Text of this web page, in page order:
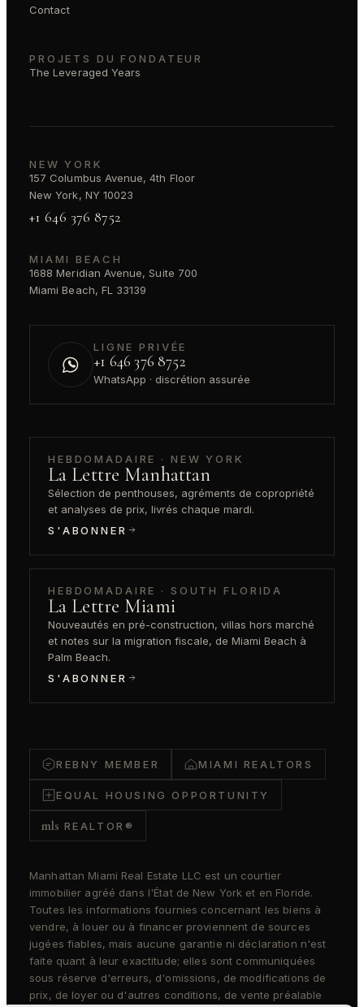
Contact
PROJETS DU FONDATEUR
The Leveraged Years
NEW YORK
157 Columbus Avenue, 4th Floor
New York, NY 10023
+1 646 376 8752
MIAMI BEACH
1688 Meridian Avenue, Suite 700
Miami Beach, FL 33139
LIGNE PRIVÉE
+1 646 376 8752
WhatsApp · discrétion assurée
HEBDOMADAIRE · NEW YORK
La Lettre Manhattan
Sélection de penthouses, agréments de copropriété
et analyses de prix, livrés chaque mardi.
S'ABONNER
HEBDOMADAIRE · SOUTH FLORIDA
La Lettre Miami
Nouveautés en pré-construction, villas hors marché
et notes sur la migration fiscale, de Miami Beach à
Palm Beach.
S'ABONNER
REBNY MEMBER MIAMI REALTORS
EQUAL HOUSING OPPORTUNITY
mls REALTOR®
Manhattan Miami Real Estate LLC est un courtier
immobilier agréé dans l'État de New York et en Floride.
Toutes les informations fournies concernant les biens à
vendre, à louer ou à financer proviennent de sources
jugées fiables, mais aucune garantie ni déclaration n'est
faite quant à leur exactitude; elles sont communiquées
sous réserve d'erreurs, d'omissions, de modifications de
prix, de loyer ou d'autres conditions, de vente préalable